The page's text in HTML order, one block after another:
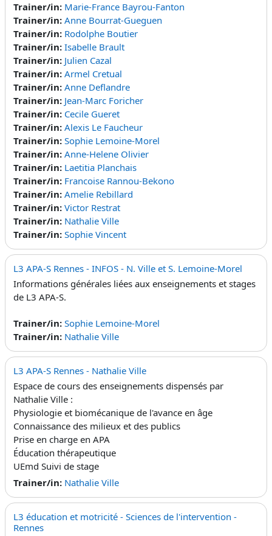
Trainer/in: Marie-France Bayrou-Fanton
Trainer/in: Anne Bourrat-Gueguen
Trainer/in: Rodolphe Boutier
Trainer/in: Isabelle Brault
Trainer/in: Julien Cazal
Trainer/in: Armel Cretual
Trainer/in: Anne Deflandre
Trainer/in: Jean-Marc Foricher
Trainer/in: Cecile Gueret
Trainer/in: Alexis Le Faucheur
Trainer/in: Sophie Lemoine-Morel
Trainer/in: Anne-Helene Olivier
Trainer/in: Laetitia Planchais
Trainer/in: Francoise Rannou-Bekono
Trainer/in: Amelie Rebillard
Trainer/in: Victor Restrat
Trainer/in: Nathalie Ville
Trainer/in: Sophie Vincent
L3 APA-S Rennes - INFOS - N. Ville et S. Lemoine-Morel
Informations générales liées aux enseignements et stages
de L3 APA-S.
Trainer/in: Sophie Lemoine-Morel
Trainer/in: Nathalie Ville
L3 APA-S Rennes - Nathalie Ville
Espace de cours des enseignements dispensés par
Nathalie Ville :
Physiologie et biomécanique de l'avance en âge
Connaissance des milieux et des publics
Prise en charge en APA
Éducation thérapeutique
UEmd Suivi de stage
Trainer/in: Nathalie Ville
L3 éducation et motricité - Sciences de l'intervention -
Rennes